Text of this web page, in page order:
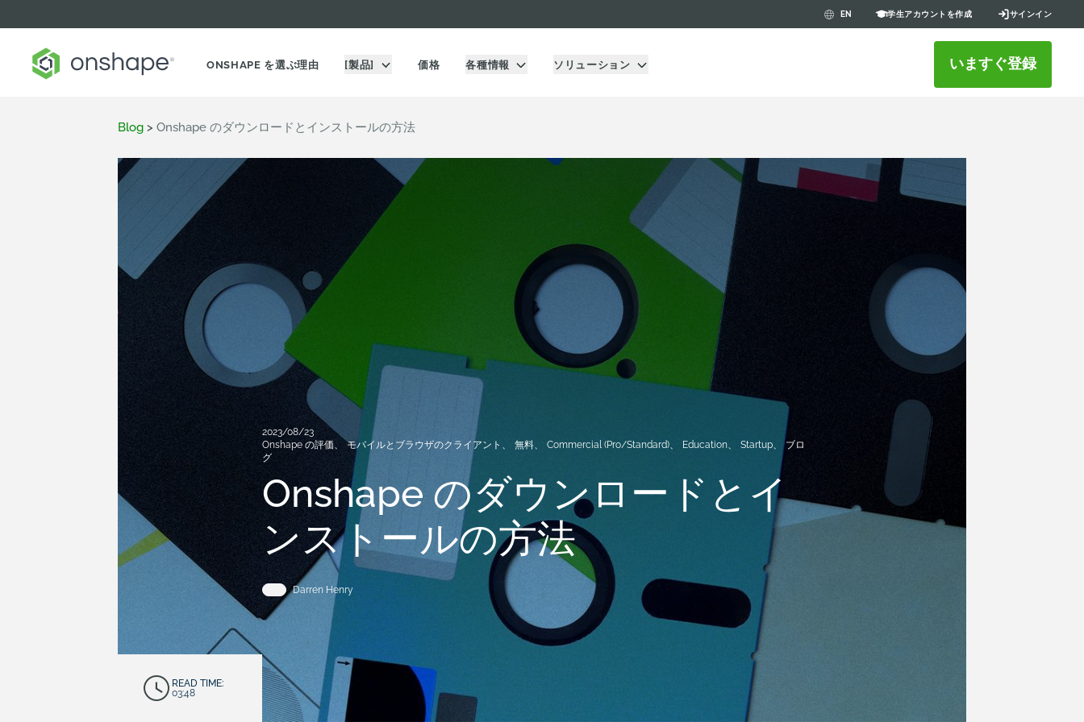
EN 学生アカウントを作成 サインイン
ONSHAPE を選ぶ理由 [製品] 価格 各種情報 ソリューション いますぐ登録
Blog > Onshape のダウンロードとインストールの方法
2023/08/23
Onshape の評価、 モバイルとブラウザのクライアント 、 無料、 Commercial (Pro/Standard)、 Education、 Startup、
ブロ
グ
Onshape のダウンロードとイ
ンストールの方法
Darren Henry
READ TIME:
03:48